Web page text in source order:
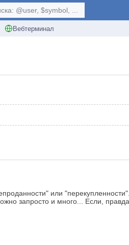
Вебтерминал
@user, $symbol, ...
или
запросто и много... Если,